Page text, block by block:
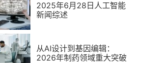
2025年6月28日人工智能
新闻综述
从AI设计到基因编辑：
2026年制药领域重大突破